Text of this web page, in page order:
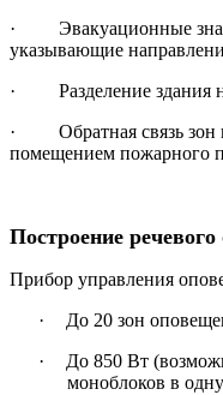
· Эвакуационные
указывающие
· Разделение здания
· Обратная связь зон
помещением пожарного
Построение
Прибор управления
·
До 20 зон
·
До 850 Вт
моноблоков в